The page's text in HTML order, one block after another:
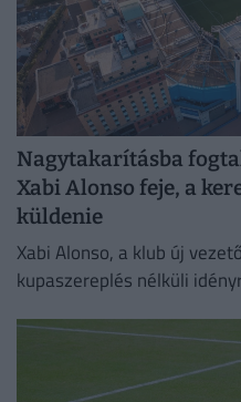
Nagytakarításba
Xabi Alonso feje, a
küldenie
Xabi Alonso, a klub új
kupaszereplés nélküli